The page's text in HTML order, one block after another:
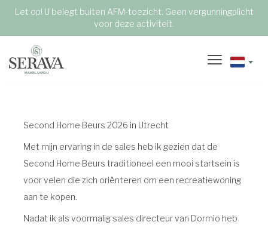
Let op! U belegt buiten AFM-toezicht. Geen vergunningplicht
voor deze activiteit.
Second Home Beurs 2026 in Utrecht
Met mijn ervaring in de sales heb ik gezien dat de
Second Home Beurs traditioneel een mooi startsein is
voor velen die zich oriënteren om een recreatiewoning
aan te kopen.
Nadat ik als voormalig sales directeur van Dormio heb